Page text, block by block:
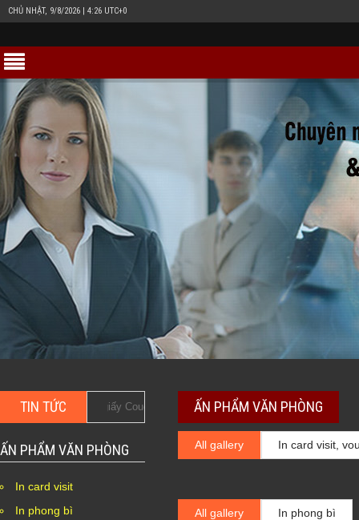
CHỦ NHẬT, 9/8/2026 | 4:26 UTC+0
ẤN PHẨM VĂN PHÒNG
All gallery In card visit,
All gallery In phong bì
TIN TỨC
quần áo giấy Couches giá rẻ In hộp giấy Duplex bồi
ẤN PHẨM VĂN PHÒNG
In card visit
In phong bì